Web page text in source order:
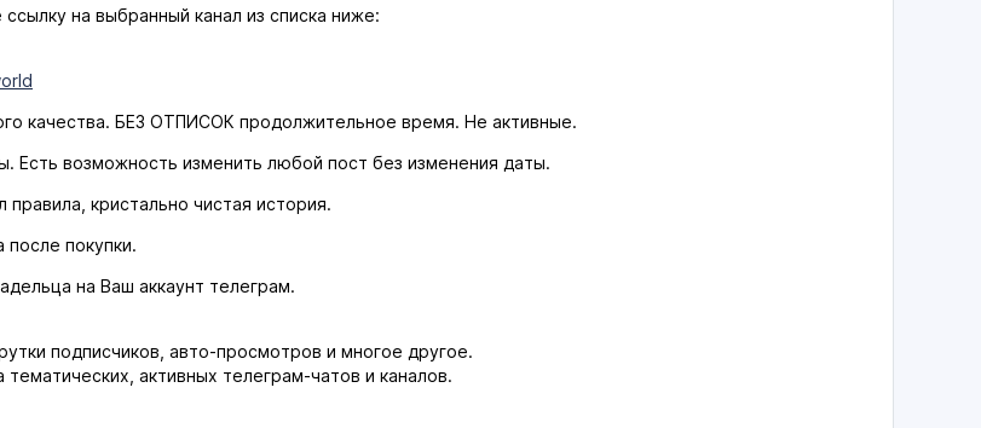
на выбранный канал из списка ниже:
качества. БЕЗ ОТПИСОК продолжительное время. Не активные.
Есть возможность изменить любой пост без изменения даты.
правила, кристально чистая история.
после покупки.
на Ваш аккаунт телеграм.
подписчиков, авто-просмотров и многое другое.
активных телеграм-чатов и каналов.